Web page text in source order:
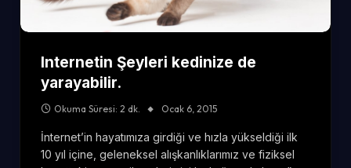
Internetin Şeyleri kedinize de
yarayabilir.
Okuma Süresi: 2 dk. Ocak 6, 2015
İnternet’in hayatımıza girdiği ve hızla yükseldiği ilk
10 yıl içine, geleneksel alışkanlıklarımız ve fiziksel